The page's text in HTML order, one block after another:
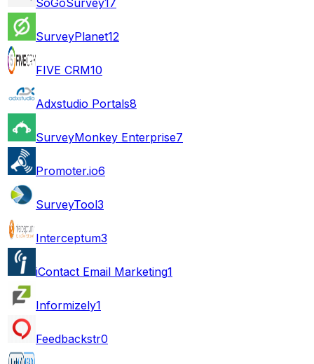
SurveyPlanet12
FIVE CRM10
Adxstudio Portals8
SurveyMonkey Enterprise7
Promoter.io6
SurveyTool3
Interceptum3
iContact Email Marketing1
Informizely1
Feedbackstr0